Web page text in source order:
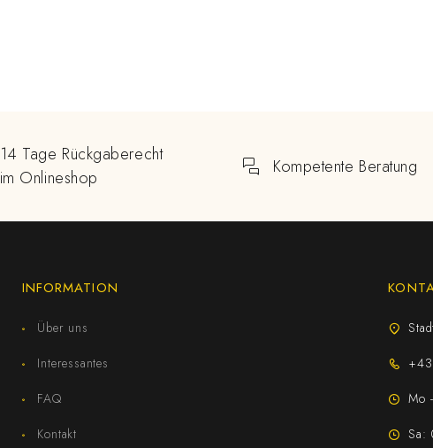
14 Tage Rückgaberecht
im Onlineshop
Kompetente Beratung
INFORMATION
Über uns
Interessantes
FAQ
Kontakt
Mo
Sa: